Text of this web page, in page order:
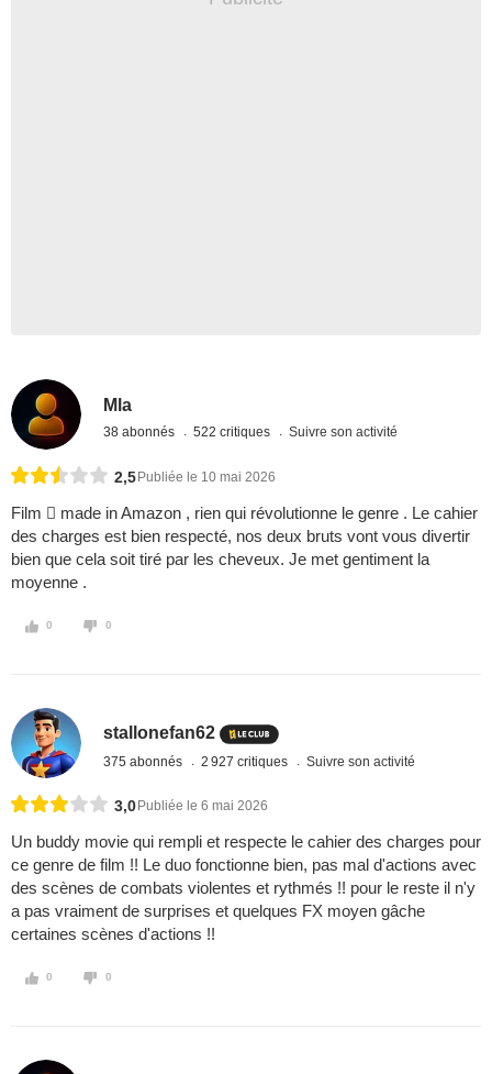
Mla
38 abonnés 522 critiques Suivre son activité
2,5 Publiée le 10 mai 2026
Film  made in Amazon , rien qui révolutionne le genre . Le cahier
des charges est bien respecté, nos deux bruts vont vous divertir
bien que cela soit tiré par les cheveux. Je met gentiment la
moyenne .
0 0
stallonefan62
375 abonnés 2 927 critiques Suivre son activité
3,0 Publiée le 6 mai 2026
Un buddy movie qui rempli et respecte le cahier des charges pour
ce genre de film !! Le duo fonctionne bien, pas mal d'actions avec
des scènes de combats violentes et rythmés !! pour le reste il n'y
a pas vraiment de surprises et quelques FX moyen gâche
certaines scènes d'actions !!
0 0